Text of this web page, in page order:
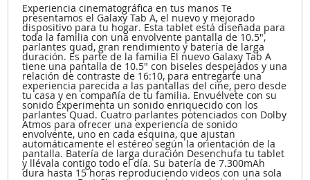
Experiencia cinematográfica en tus manos Te
presentamos el Galaxy Tab A, el nuevo y mejorado
dispositivo para tu hogar. Esta tablet está diseñada para
toda la familia con una envolvente pantalla de 10.5",
parlantes quad, gran rendimiento y batería de larga
duración. Es parte de la familia El nuevo Galaxy Tab A
tiene una pantalla de 10.5" con biseles despejados y una
relación de contraste de 16:10, para entregarte una
experiencia parecida a las pantallas del cine, pero desde
tu casa y en compañía de tu familia. Envuélvete con su
sonido Experimenta un sonido enriquecido con los
parlantes Quad. Cuatro parlantes potenciados con Dolby
Atmos para ofrecer una experiencia de sonido
envolvente, uno en cada esquina, que ajustan
automáticamente el estéreo según la orientación de la
pantalla. Batería de larga duración Desenchufa tu tablet
y llévala contigo todo el día. Su batería de 7.300mAh
dura hasta 15 horas reproduciendo videos con una sola